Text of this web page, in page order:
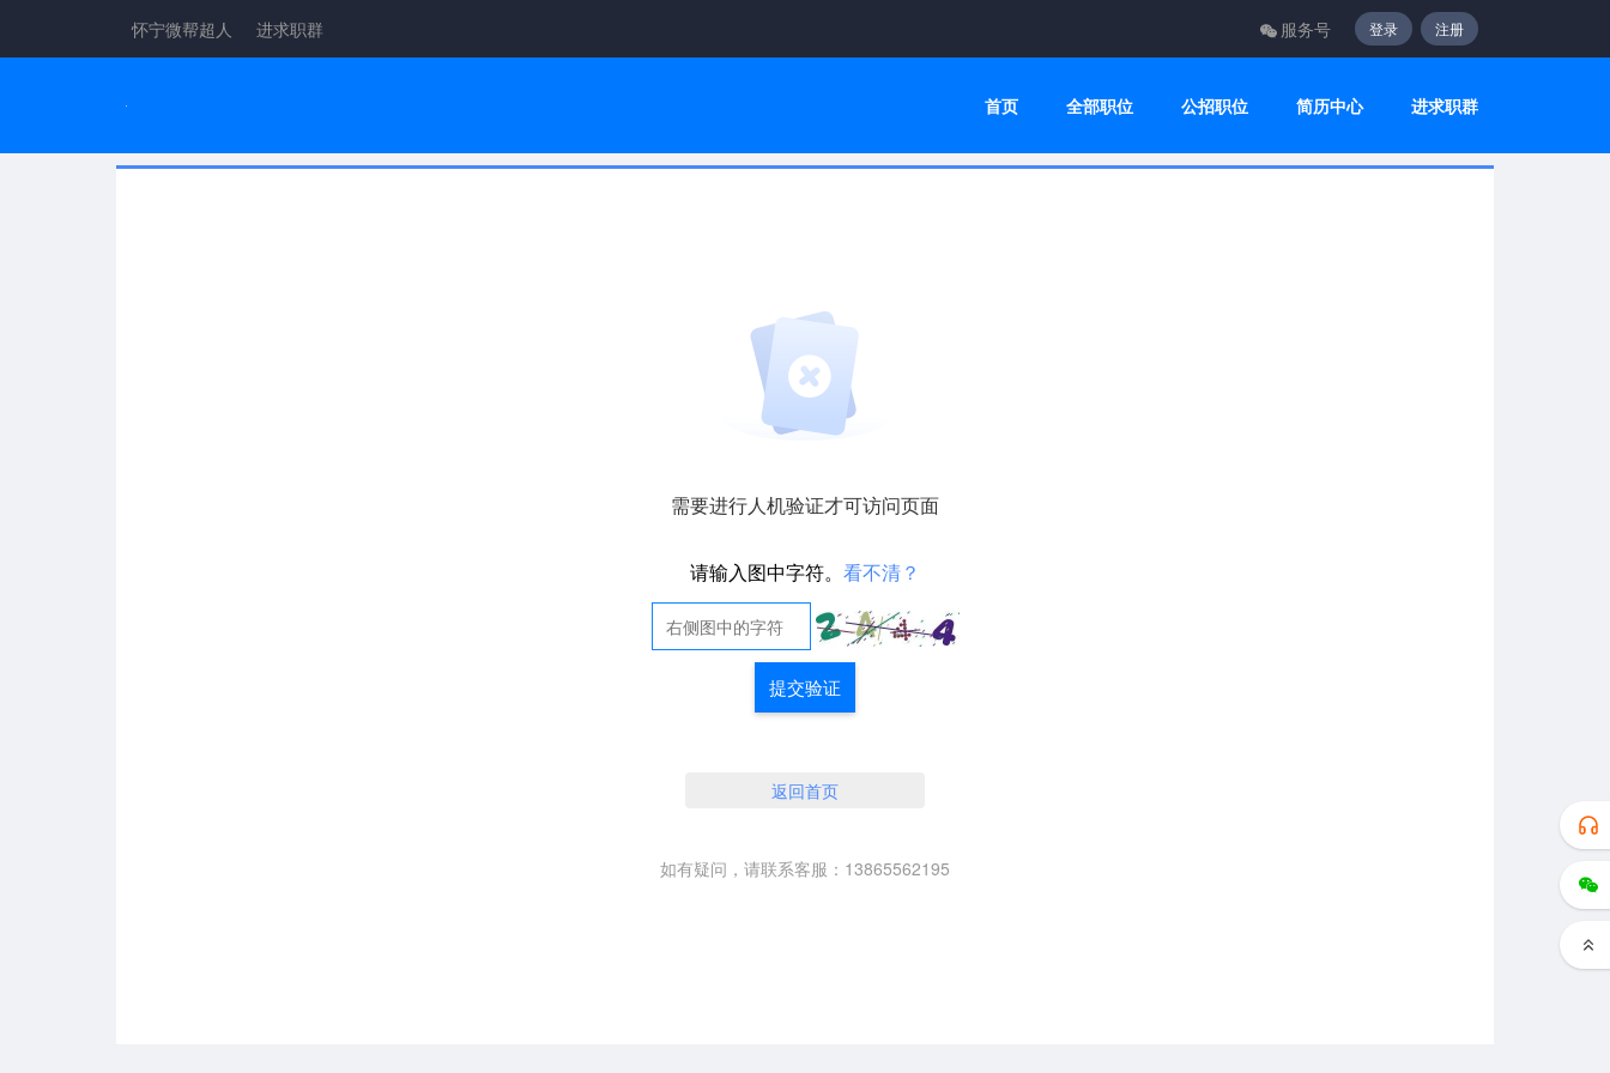
怀宁微帮超人 进求职群 服务号 登录 注册
首页 全部职位 公招职位 简历中心 进求职群
需要进行人机验证才可访问页面
请输入图中字符。 看不清？
提交验证
返回首页
如有疑问，请联系客服：13865562195